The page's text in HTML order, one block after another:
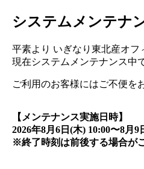
システムメンテナ
平素より いぎなり東北産オフ
現在システムメンテナンス中
ご利用のお客様にはご不便を
【メンテナンス実施日時】
2026年8月6日(木) 10:00〜8月9
※終了時刻は前後する場合が